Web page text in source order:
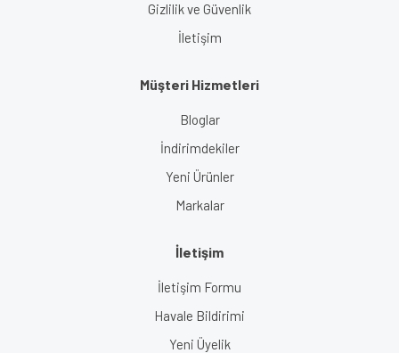
Gizlilik ve Güvenlik
İletişim
Müşteri Hizmetleri
Bloglar
İndirimdekiler
Yeni Ürünler
Markalar
İletişim
İletişim Formu
Havale Bildirimi
Yeni Üyelik